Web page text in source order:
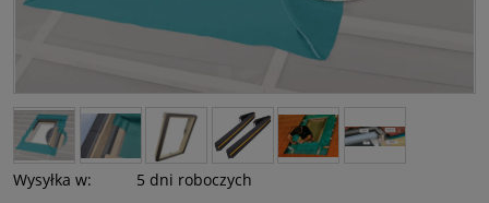
Wysyłka w: 5 dni roboczych